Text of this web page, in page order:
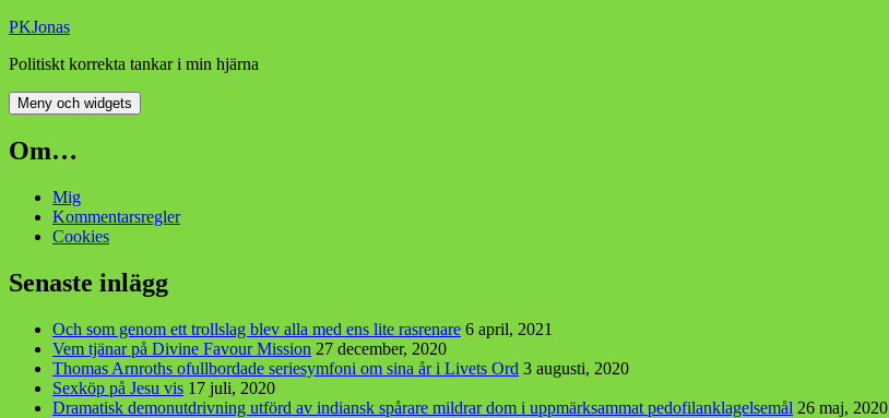
Hoppa
innehåll
PKJonas
Politiskt korrekta tankar i min hjärna
Meny och widgets
Om…
Mig
Kommentarsregler
Cookies
Senaste inlägg
Och som genom ett trollslag blev alla med ens lite rasrenare 6 april, 2021
Vem tjänar på Divine Favour Mission 27 december, 2020
Thomas Arnroths ofullbordade seriesymfoni om sina år i Livets Ord 3 augusti, 2020
Sexköp på Jesu vis 17 juli, 2020
Dramatisk demonutdrivning utförd av indiansk spårare mildrar dom i uppmärksammat pedofilanklagelsemål 26 maj, 2020